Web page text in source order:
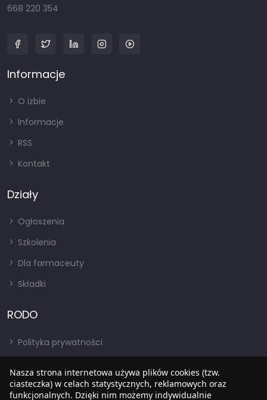
668 220 354
Informacje
O izbie
Informacje
RSS
Kontakt
Działy
Ogłoszenia
Szkolenia
Dla farmaceuty
Składki
RODO
Polityka prywatności
RODO
Nasza strona internetowa używa plików cookies (tzw.
ciasteczka) w celach statystycznych, reklamowych oraz
funkcjonalnych. Dzięki nim możemy indywidualnie